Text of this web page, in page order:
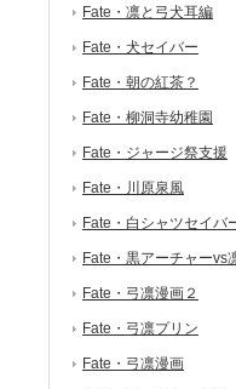
Fate・凛と弓犬耳編
Fate・犬セイバー
Fate・朝の紅茶？
Fate・柳洞寺幼稚園
Fate・ジャージ祭支援
Fate・川原泉風
Fate・白シャツセイバ
Fate・黒アーチャーvs
Fate・弓凛漫画２
Fate・弓凛プリン
Fate・弓凛漫画